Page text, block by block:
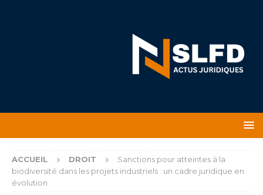
ACCUEIL DROIT
Sanctions pour atteintes à la
biodiversité dans les projets industriels : un cadre juridique en
évolution